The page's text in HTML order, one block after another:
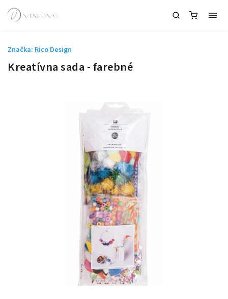
Kreatívna sada - farebné
Značka: Rico Design